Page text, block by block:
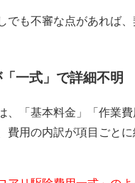
でも不審な点があれば
一式」で詳細不明
、「基本料金」「作業費
費用の内訳が項目ごと